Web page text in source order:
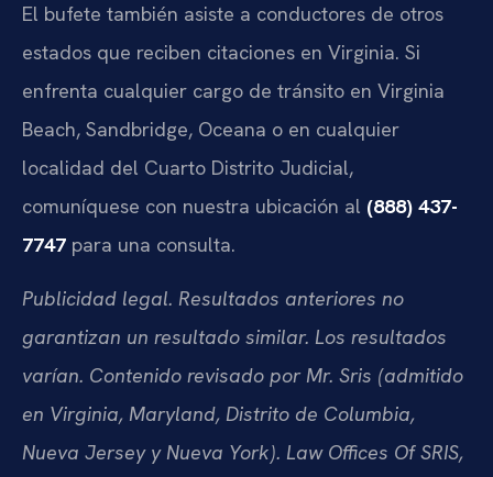
El bufete también asiste a conductores de otros
estados que reciben citaciones en Virginia. Si
enfrenta cualquier cargo de tránsito en Virginia
Beach, Sandbridge, Oceana o en cualquier
localidad del Cuarto Distrito Judicial,
comuníquese con nuestra ubicación al (888) 437-
7747 para una consulta.
Publicidad legal. Resultados anteriores no
garantizan un resultado similar. Los resultados
varían. Contenido revisado por Mr. Sris (admitido
en Virginia, Maryland, Distrito de Columbia,
Nueva Jersey y Nueva York). Law Offices Of SRIS,